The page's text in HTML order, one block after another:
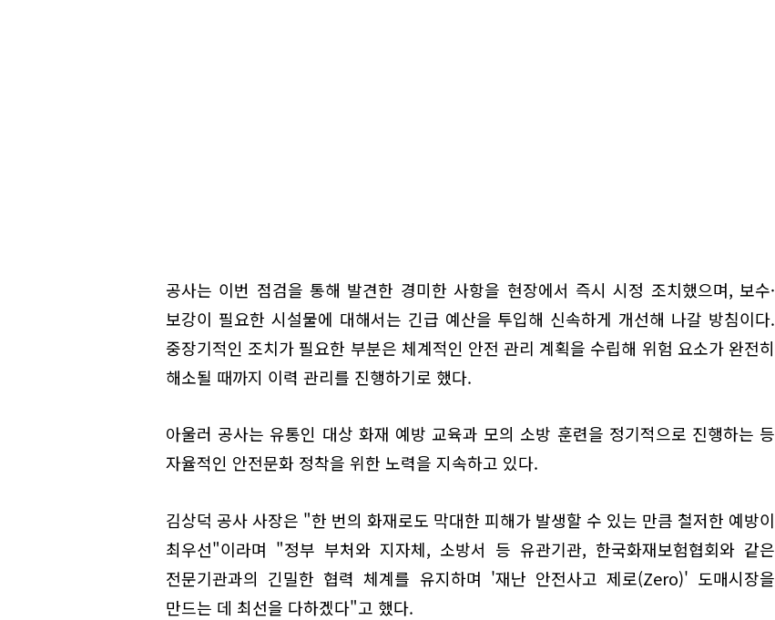
공사는 이번 점검을 통해 발견한 경미한 사항을 현장에서 즉시 시정 조치했으며, 보수·
보강이 필요한 시설물에 대해서는 긴급 예산을 투입해 신속하게 개선해 나갈 방침이다.
중장기적인 조치가 필요한 부분은 체계적인 안전 관리 계획을 수립해 위험 요소가 완전히
해소될 때까지 이력 관리를 진행하기로 했다.
아울러 공사는 유통인 대상 화재 예방 교육과 모의 소방 훈련을 정기적으로 진행하는 등
자율적인 안전문화 정착을 위한 노력을 지속하고 있다.
김상덕 공사 사장은 "한 번의 화재로도 막대한 피해가 발생할 수 있는 만큼 철저한 예방이
최우선"이라며 "정부 부처와 지자체, 소방서 등 유관기관, 한국화재보험협회와 같은
전문기관과의 긴밀한 협력 체계를 유지하며 '재난 안전사고 제로(Zero)' 도매시장을
만드는 데 최선을 다하겠다"고 했다.